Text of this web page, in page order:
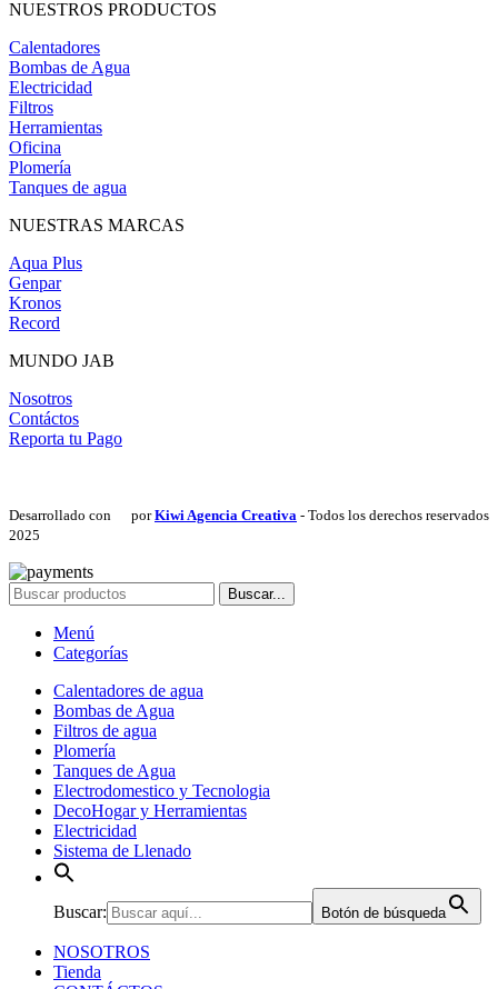
NUESTROS PRODUCTOS
Calentadores
Bombas de Agua
Electricidad
Filtros
Herramientas
Oficina
Plomería
Tanques de agua
NUESTRAS MARCAS
Aqua Plus
Genpar
Kronos
Record
MUNDO JAB
Nosotros
Contáctos
Reporta tu Pago
Desarrollado con porKiwi Agencia Creativa - Todos los derechos reservados
2025
Buscar...
Menú
Categorías
Calentadores de agua
Bombas de Agua
Filtros de agua
Plomería
Tanques de Agua
Electrodomestico y Tecnologia
DecoHogar y Herramientas
Electricidad
Sistema de Llenado
Buscar: Botón de búsqueda
NOSOTROS
Tienda